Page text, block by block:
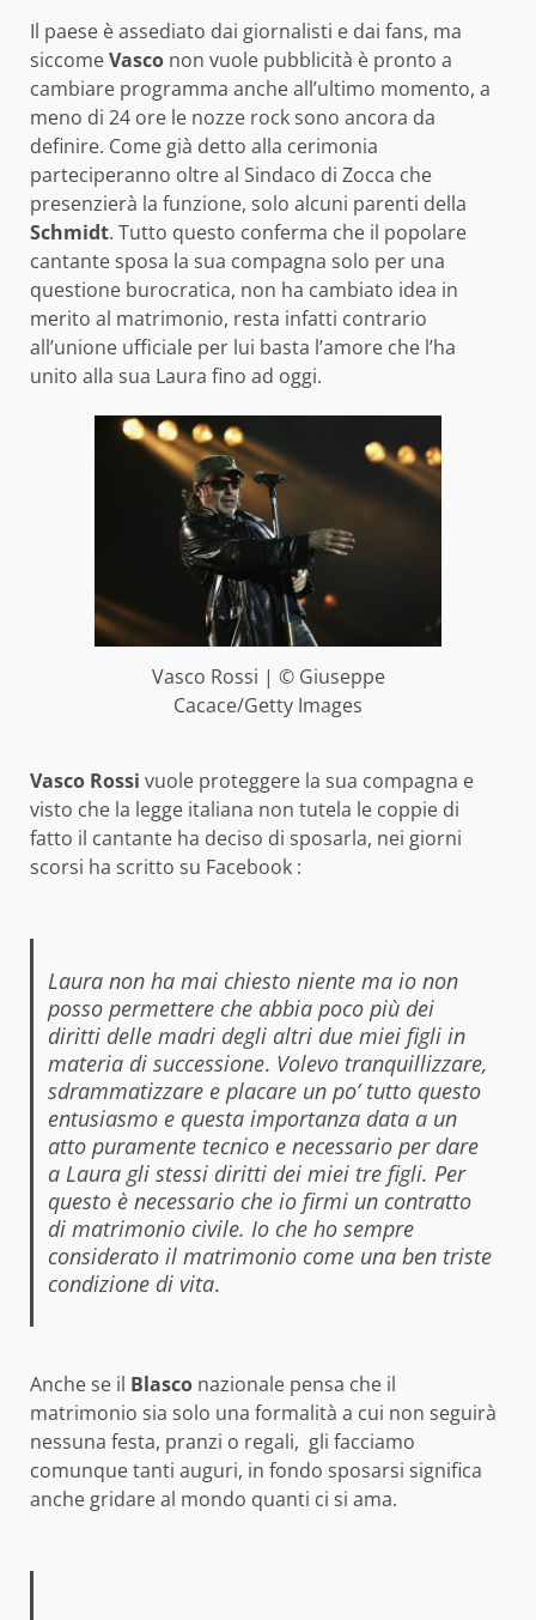
Il paese è assediato dai giornalisti e dai fans, ma
siccomeVasco non vuole pubblicità è pronto a
cambiare programma anche all’ultimo momento, a
meno di 24 ore le nozze rock sono ancora da
definire. Come già detto alla cerimonia
parteciperanno oltre al Sindaco di Zocca che
presenzierà la funzione, solo alcuni parenti della
Schmidt. Tutto questo conferma che il popolare
cantante sposa la sua compagna solo per una
questione burocratica, non ha cambiato idea in
merito al matrimonio, resta infatti contrario
all’unione ufficiale per lui basta l’amore che l’ha
unito alla sua Laura fino ad oggi.
Vasco Rossi | © Giuseppe
Cacace/Getty Images
Vasco Rossi vuole proteggere la sua compagna e
visto che la legge italiana non tutela le coppie di
fatto il cantante ha deciso di sposarla, nei giorni
scorsi ha scritto su Facebook :
Laura non ha mai chiesto niente ma io non
posso permettere che abbia poco più dei
diritti delle madri degli altri due miei figli in
materia di successione. Volevo tranquillizzare,
sdrammatizzare e placare un po’ tutto questo
entusiasmo e questa importanza data a un
atto puramente tecnico e necessario per dare
a Laura gli stessi diritti dei miei tre figli. Per
questo è necessario che io firmi un contratto
di matrimonio civile. Io che ho sempre
considerato il matrimonio come una ben triste
condizione di vita.
Anche se il Blasco nazionale pensa che il
matrimonio sia solo una formalità a cui non seguirà
nessuna festa, pranzi o regali, gli facciamo
comunque tanti auguri, in fondo sposarsi significa
anche gridare al mondo quanti ci si ama.